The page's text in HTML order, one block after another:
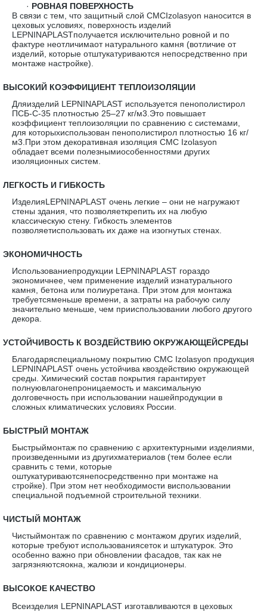
· РОВНАЯ ПОВЕРХНОСТЬ
В связи с тем, что защитный слой CMCIzolasyon наносится в
цеховых условиях, поверхность изделий
LEPNINAPLASTполучается исключительно ровной и по
фактуре неотличимаот натурального камня (вотличие от
изделий, которые отштукатуриваются непосредственно при
монтаже настройке).
ВЫСОКИЙ КОЭФФИЦИЕНТ ТЕПЛОИЗОЛЯЦИИ
Дляизделий LEPNINAPLAST используется пенополистирол
ПСБ-С-35 плотностью 25–27 кг/м3.Это повышает
коэффициент теплоизоляции по сравнению с системами,
для которыхиспользован пенополистирол плотностью 16 кг/
м3.При этом декоративная изоляция CMC Izolasyon
обладает всеми полезнымиособенностями других
изоляционных систем.
ЛЕГКОСТЬ И ГИБКОСТЬ
ИзделияLEPNINAPLAST очень легкие – они не нагружают
стены здания, что позволяеткрепить их на любую
классическую стену. Гибкость элементов
позволяетиспользовать их даже на изогнутых стенах.
ЭКОНОМИЧНОСТЬ
Использованиепродукции LEPNINAPLAST гораздо
экономичнее, чем применение изделий изнатурального
камня, бетона или полиуретана. При этом для монтажа
требуетсяменьше времени, а затраты на рабочую силу
значительно меньше, чем прииспользовании любого другого
декора.
УСТОЙЧИВОСТЬ К ВОЗДЕЙСТВИЮ ОКРУЖАЮЩЕЙСРЕДЫ
Благодаряспециальному покрытию CMC Izolasyon продукция
LEPNINAPLAST очень устойчива квоздействию окружающей
среды. Химический состав покрытия гарантирует
полнуювлагонепроницаемость и максимальную
долговечность при использовании нашейпродукции в
сложных климатических условиях России.
БЫСТРЫЙ МОНТАЖ
Быстрыймонтаж по сравнению с архитектурными изделиями,
произведенными из другихматериалов (тем более если
сравнить с теми, которые
оштукатуриваютсянепосредственно при монтаже на
стройке). При этом нет необходимости виспользовании
специальной подъемной строительной техники.
ЧИСТЫЙ МОНТАЖ
Чистыймонтаж по сравнению с монтажом других изделий,
которые требуют использованиясеток и штукатурок. Это
особенно важно при обновлении фасадов, так как не
загрязняютсяокна, жалюзи и кондиционеры.
ВЫСОКОЕ КАЧЕСТВО
Всеизделия LEPNINAPLAST изготавливаются в цеховых